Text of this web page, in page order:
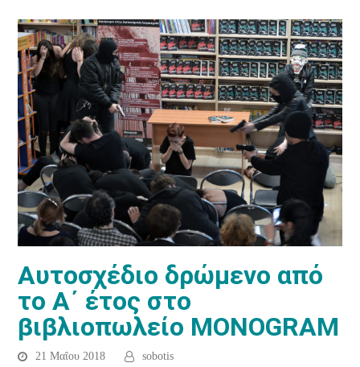
Aυτοσχέδιο δρώμενο από
το Α΄ έτος στο
βιβλιοπωλείο MONOGRAM
21 Μαΐου 2018
sobotis